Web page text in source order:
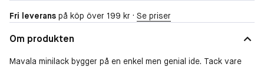
Fri leverans på köp över 199 kr · Se priser
Om produkten
Mavala minilack bygger på en enkel men genial ide. Tack vare